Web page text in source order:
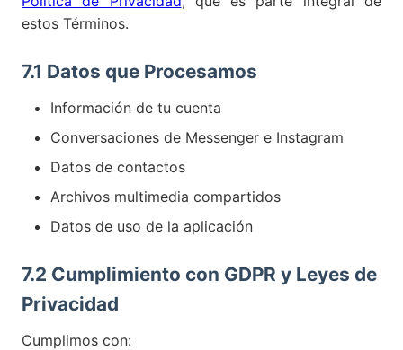
estos Términos.
7.1 Datos que Procesamos
Información de tu cuenta
Conversaciones de Messenger e Instagram
Datos de contactos
Archivos multimedia compartidos
Datos de uso de la aplicación
7.2 Cumplimiento con GDPR y Leyes de
Privacidad
Cumplimos con: